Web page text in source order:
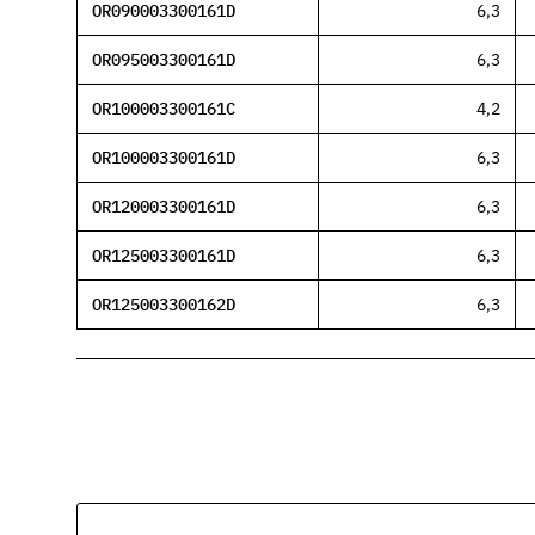
OR090003300161D 6,3
OR095003300161D 6,3
OR100003300161C 4,2
OR100003300161D 6,3
OR120003300161D 6,3
OR125003300161D 6,3
OR125003300162D 6,3